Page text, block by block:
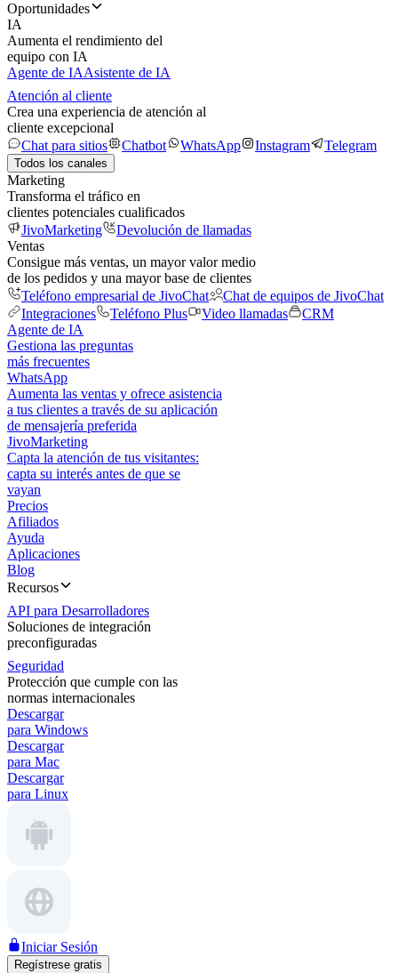
Oportunidades
IA
Aumenta el rendimiento del
equipo con IA
Agente de IAAsistente de IA
Atención al cliente
Crea una experiencia de atención al
cliente excepcional
Chat para sitios
Chatbot WhatsApp Instagram Telegram
Todos los canales
Marketing
Transforma el tráfico en
clientes potenciales cualificados
JivoMarketing
Devolución de llamadas
Ventas
Consigue más ventas, un mayor valor medio
de los pedidos y una mayor base de clientes
Teléfono empresarial de JivoChat
Chat de equipos de JivoChat
Integraciones
Teléfono Plus Video llamadas
CRM
Agente de IA
Gestiona las preguntas
más frecuentes
WhatsApp
Aumenta las ventas y ofrece asistencia
a tus clientes a través de su aplicación
de mensajería preferida
JivoMarketing
Capta la atención de tus visitantes:
capta su interés antes de que se
vayan
Precios
Afiliados
Ayuda
Aplicaciones
Blog
Recursos
API para Desarrolladores
Soluciones de integración
preconfiguradas
Seguridad
Protección que cumple con las
normas internacionales
Descargar
para Windows
Descargar
para Mac
Descargar
para Linux
Iniciar Sesión
Regístrese gratis